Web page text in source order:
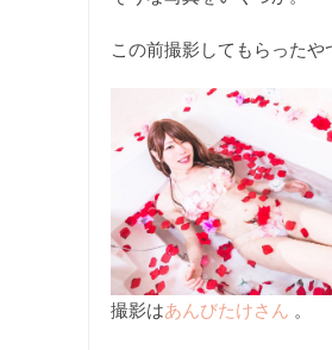
この前撮影してもらったや
撮影はあんびたけさん 。